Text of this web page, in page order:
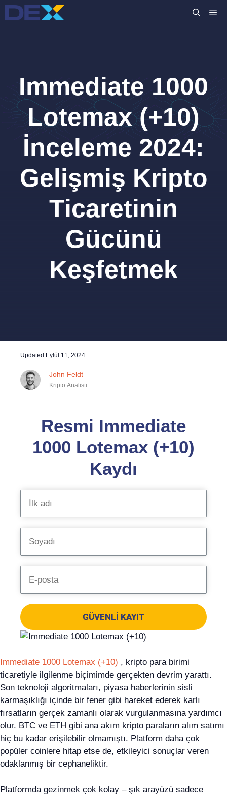
İçeriğe
atla
Immediate 1000
Lotemax (+10)
İnceleme 2024:
Gelişmiş Kripto
Ticaretinin
Gücünü
Keşfetmek
Updated Eylül 11, 2024
John Feldt
Kripto Analisti
Resmi Immediate
1000 Lotemax (+10)
Kaydı
GÜVENLI KAYIT
Immediate 1000 Lotemax (+10) , kripto para birimi
ticaretiyle ilgilenme biçimimde gerçekten devrim yarattı.
Son teknoloji algoritmaları, piyasa haberlerinin sisli
karmaşıklığı içinde bir fener gibi hareket ederek karlı
fırsatların gerçek zamanlı olarak vurgulanmasına yardımcı
olur. BTC ve ETH gibi ana akım kripto paraların alım satımı
hiç bu kadar erişilebilir olmamıştı. Platform daha çok
popüler coinlere hitap etse de, etkileyici sonuçlar veren
odaklanmış bir cephaneliktir.
Platformda gezinmek çok kolay – şık arayüzü sadece